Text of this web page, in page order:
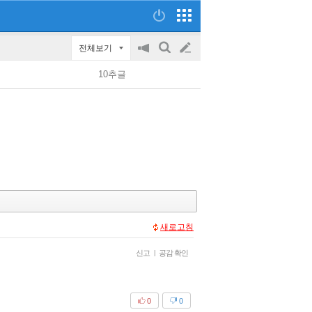
전체보기
공
on/off
검
글
쓰
10추글
새로고침
신고 | 공감 확인
0
0